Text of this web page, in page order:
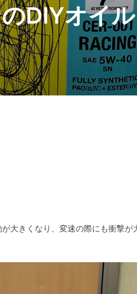
DIYオイ
大きくなり、変速の際にも衝撃が